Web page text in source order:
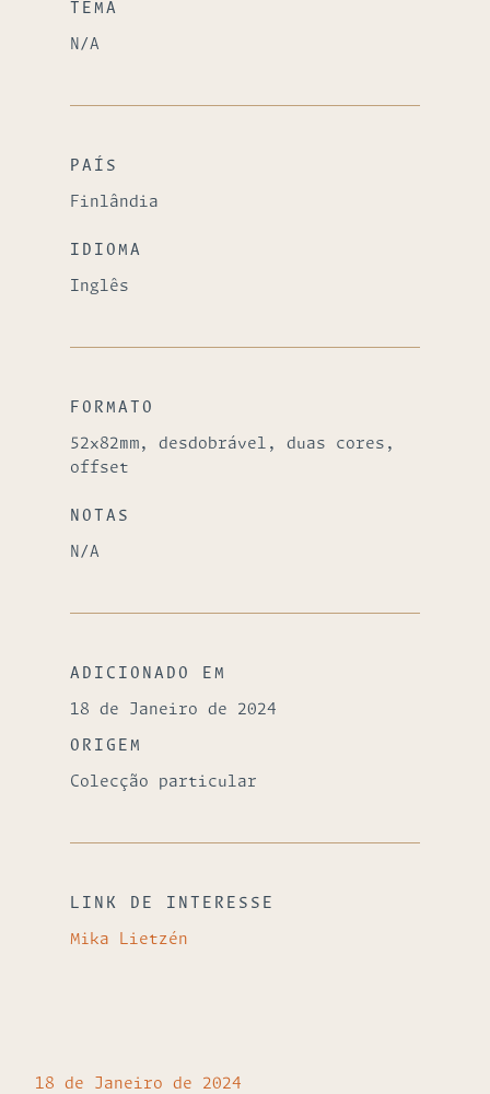
TEMA
N/A
PAÍS
Finlândia
IDIOMA
Inglês
FORMATO
52x82mm, desdobrável, duas cores,
offset
NOTAS
N/A
ADICIONADO EM
18 de Janeiro de 2024
ORIGEM
Colecção particular
LINK DE INTERESSE
Mika Lietzén
18 de Janeiro de 2024